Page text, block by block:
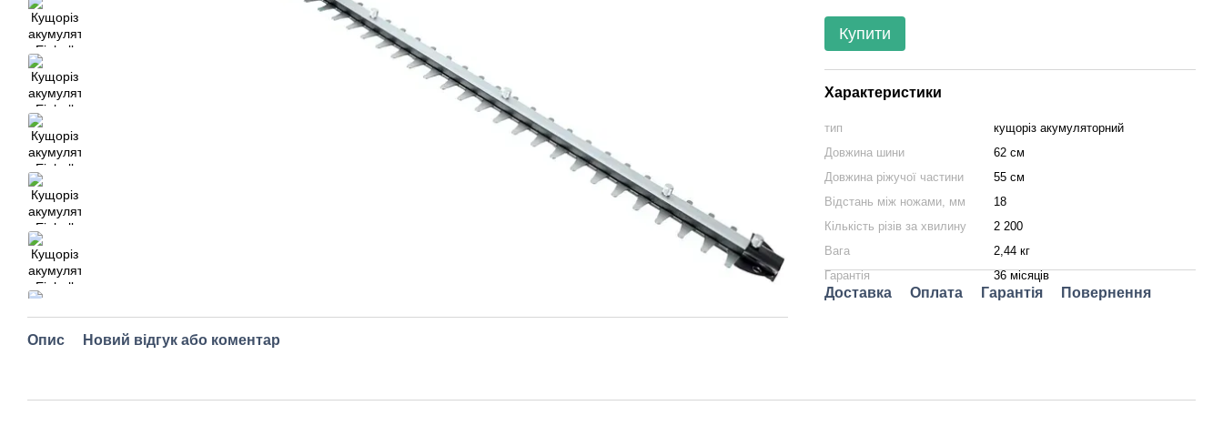
Опис Новий відгук або коментар
Купити
Характеристики
тип
кущоріз акумуляторний
Довжина шини
62 см
Довжина ріжучої частини
55 см
Відстань між ножами, мм
18
Кількість різів за хвилину
2 200
Вага
2,44 кг
Гарантія
36 місяців
Доставка Оплата Гарантія Повернення